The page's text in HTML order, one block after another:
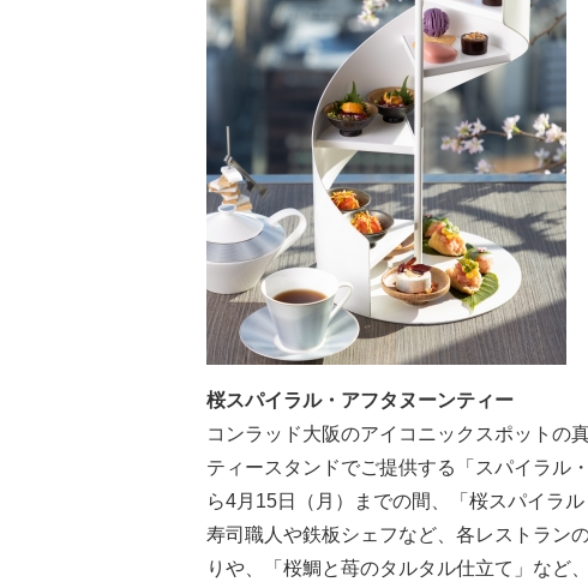
桜スパイラル・アフタヌーンティー
コンラッド大阪のアイコニックスポットの
ティースタンドでご提供する「スパイラル
ら4月15日（月）までの間、「桜スパイラ
寿司職人や鉄板シェフなど、各レストラン
りや、「桜鯛と苺のタルタル仕立て」など